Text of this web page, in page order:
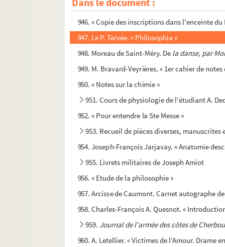
945. Notes botaniques
946. « Copie des inscriptions dans l'enceinte
947. Le P. Tervée. « Philosophia »
948. Moreau de Saint-Méry. De la danse, par
949. M. Bravard-Veyrières. « 1er cahier de
950. « Notes sur la chimie »
951. Cours de physiologie de l'étudiant A.
952. « Pour entendre la Ste Messe »
953. Recueil de pièces diverses, manuscrites
954. Joseph-François Jarjavay. « Anatomie
955. Livrets militaires de Joseph Amiot
956. « Etude de la philosophie »
957. Arcisse de Caumont. Carnet autographe
958. Charles-François A. Quesnot. «
959. Journal de l'armée des côtes de
960. A. Letellier. « Victimes de l'Amour. Drame